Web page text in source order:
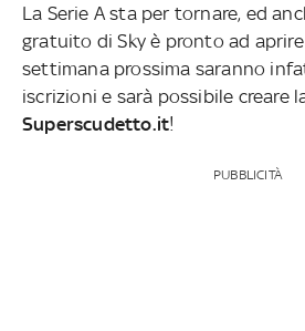
La Serie A sta per tornare, ed
gratuito di Sky è pronto ad
settimana prossima saranno
iscrizioni e sarà possibile creare
Superscudetto.it!
PUBBLICITÀ